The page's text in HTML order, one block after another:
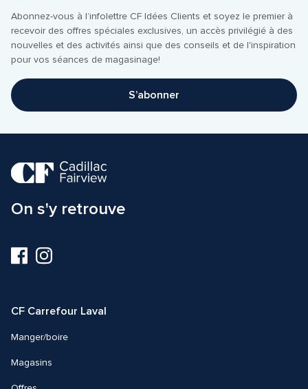
Abonnez-vous à l’infolettre CF Idées Clients et soyez le premier à
recevoir des offres spéciales exclusives, un accès privilégié à des
nouvelles et des activités ainsi que des conseils et de l'inspiration
pour vos séances de magasinage!
S’abonner
On s'y retrouve
Visitez-
nous
Visitez-
nous
CF Carrefour Laval
Manger/boire
Magasins